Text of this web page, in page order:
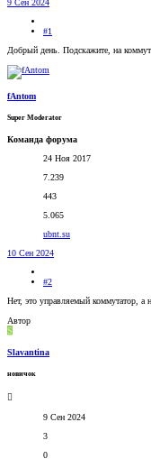
#1
Добрый день. Подскажите, на
fAntom
Super Moderator
Команда форума
24 Ноя 2017
7.239
443
5.065
ubnt.su
10 Сен 2024
#2
Нет, это управляемый коммутатор, а
Автор
S
Slavantina
новичок
9 Сен 2024
3
0